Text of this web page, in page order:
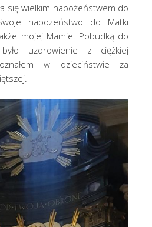
się wielkim nabożeństwem do
nabożeństwo do Matki
mojej Mamie. Pobudką do
uzdrowienie z ciężkiej
w dzieciństwie za